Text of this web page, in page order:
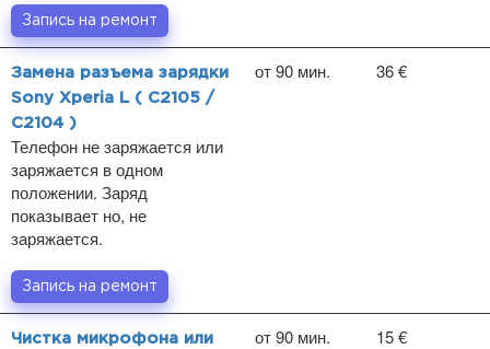
Запись на ремонт
Замена разъема зарядки
Sony Xperia L ( C2105 /
C2104 )
Телефон не заряжается или
заряжается в одном
положении. Заряд
показывает но, не
заряжается.
от 90 мин. 36 €
Запись на ремонт
Чистка микрофона или
от 90 мин. 15 €